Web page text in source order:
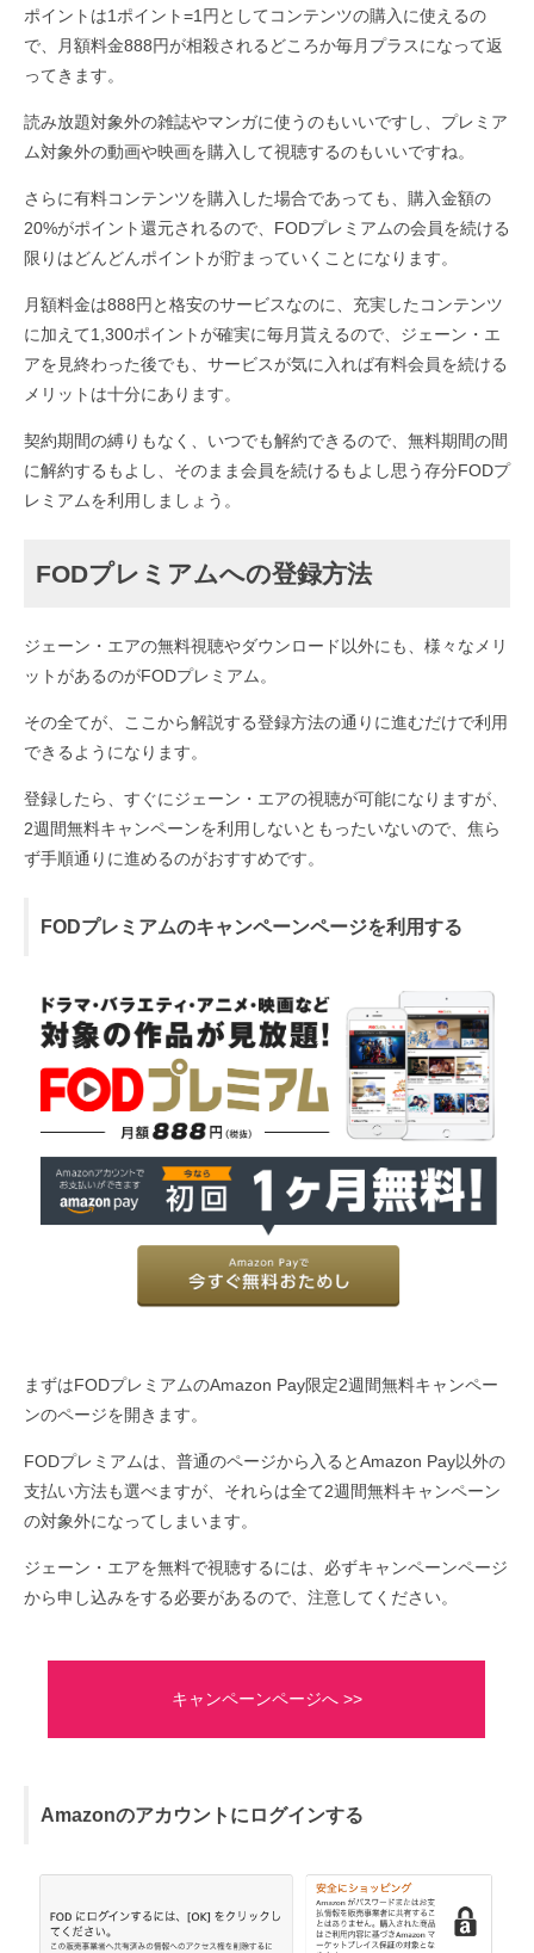
ポイントは1ポイント=1円としてコンテンツの購入に使えるの
で、月額料金888円が相殺されるどころか毎月プラスになって返
ってきます。
読み放題対象外の雑誌やマンガに使うのもいいですし、プレミア
ム対象外の動画や映画を購入して視聴するのもいいですね。
さらに有料コンテンツを購入した場合であっても、購入金額の
20%がポイント還元されるので、FODプレミアムの会員を続ける
限りはどんどんポイントが貯まっていくことになります。
月額料金は888円と格安のサービスなのに、充実したコンテンツ
に加えて1,300ポイントが確実に毎月貰えるので、ジェーン・エ
アを見終わった後でも、サービスが気に入れば有料会員を続ける
メリットは十分にあります。
契約期間の縛りもなく、いつでも解約できるので、無料期間の間
に解約するもよし、そのまま会員を続けるもよし思う存分FODプ
レミアムを利用しましょう。
FODプレミアムへの登録方法
ジェーン・エアの無料視聴やダウンロード以外にも、様々なメリ
ットがあるのがFODプレミアム。
その全てが、ここから解説する登録方法の通りに進むだけで利用
できるようになります。
登録したら、すぐにジェーン・エアの視聴が可能になりますが、
2週間無料キャンペーンを利用しないともったいないので、焦ら
ず手順通りに進めるのがおすすめです。
FODプレミアムのキャンペーンページを利用する
まずはFODプレミアムのAmazon Pay限定2週間無料キャンペー
ンのページを開きます。
FODプレミアムは、普通のページから入るとAmazon Pay以外の
支払い方法も選べますが、それらは全て2週間無料キャンペーン
の対象外になってしまいます。
ジェーン・エアを無料で視聴するには、必ずキャンペーンページ
から申し込みをする必要があるので、注意してください。
キャンペーンページへ >>
Amazonのアカウントにログインする